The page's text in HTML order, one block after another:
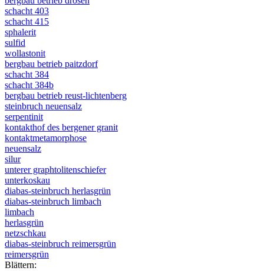
schacht 403
schacht 415
sphalerit
sulfid
wollastonit
bergbau betrieb paitzdorf
schacht 384
schacht 384b
bergbau betrieb reust-lichtenberg
steinbruch neuensalz
serpentinit
kontakthof des bergener granit
kontaktmetamorphose
neuensalz
silur
unterer graphtolitenschiefer
unterkoskau
diabas-steinbruch herlasgrün
diabas-steinbruch limbach
limbach
herlasgrün
netzschkau
diabas-steinbruch reimersgrün
reimersgrün
Blättern: